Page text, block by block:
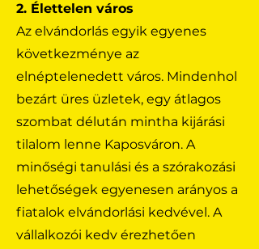
2. Élettelen város
Az elvándorlás egyik egyenes
következménye az
elnéptelenedett város. Mindenhol
bezárt üres üzletek, egy átlagos
szombat délután mintha kijárási
tilalom lenne Kaposváron. A
minőségi tanulási és a szórakozási
lehetőségek egyenesen arányos a
fiatalok elvándorlási kedvével. A
vállalkozói kedv érezhetően